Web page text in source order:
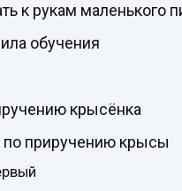
к рукам маленького
обучения
крысёнка
по приручению крысы